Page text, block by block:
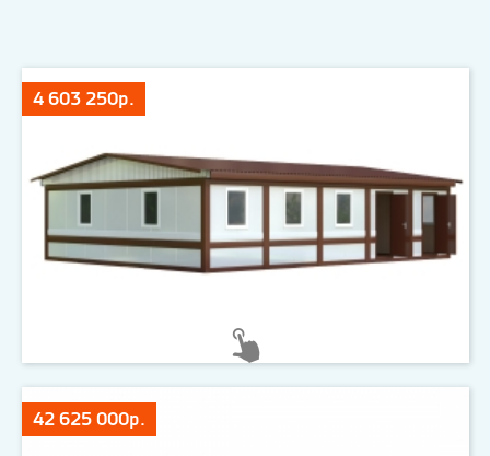
4 603 250р.
42 625 000р.